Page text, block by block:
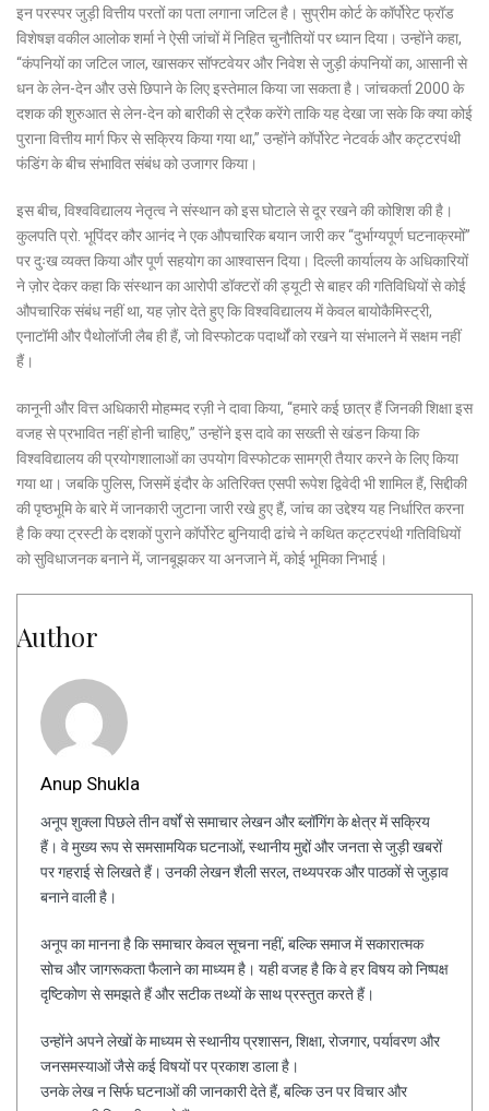
इन परस्पर जुड़ी वित्तीय परतों का पता लगाना जटिल है। सुप्रीम कोर्ट के कॉर्पोरेट फ्रॉड
विशेषज्ञ वकील आलोक शर्मा ने ऐसी जांचों में निहित चुनौतियों पर ध्यान दिया। उन्होंने कहा,
“कंपनियों का जटिल जाल, खासकर सॉफ्टवेयर और निवेश से जुड़ी कंपनियों का, आसानी से
धन के लेन-देन और उसे छिपाने के लिए इस्तेमाल किया जा सकता है। जांचकर्ता 2000 के
दशक की शुरुआत से लेन-देन को बारीकी से ट्रैक करेंगे ताकि यह देखा जा सके कि क्या कोई
पुराना वित्तीय मार्ग फिर से सक्रिय किया गया था,” उन्होंने कॉर्पोरेट नेटवर्क और कट्टरपंथी
फंडिंग के बीच संभावित संबंध को उजागर किया।
इस बीच, विश्वविद्यालय नेतृत्व ने संस्थान को इस घोटाले से दूर रखने की कोशिश की है।
कुलपति प्रो. भूपिंदर कौर आनंद ने एक औपचारिक बयान जारी कर “दुर्भाग्यपूर्ण घटनाक्रमों”
पर दुःख व्यक्त किया और पूर्ण सहयोग का आश्वासन दिया। दिल्ली कार्यालय के अधिकारियों
ने ज़ोर देकर कहा कि संस्थान का आरोपी डॉक्टरों की ड्यूटी से बाहर की गतिविधियों से कोई
औपचारिक संबंध नहीं था, यह ज़ोर देते हुए कि विश्वविद्यालय में केवल बायोकैमिस्ट्री,
एनाटॉमी और पैथोलॉजी लैब ही हैं, जो विस्फोटक पदार्थों को रखने या संभालने में सक्षम नहीं
हैं।
कानूनी और वित्त अधिकारी मोहम्मद रज़ी ने दावा किया, “हमारे कई छात्र हैं जिनकी शिक्षा इस
वजह से प्रभावित नहीं होनी चाहिए,” उन्होंने इस दावे का सख्ती से खंडन किया कि
विश्वविद्यालय की प्रयोगशालाओं का उपयोग विस्फोटक सामग्री तैयार करने के लिए किया
गया था। जबकि पुलिस, जिसमें इंदौर के अतिरिक्त एसपी रूपेश द्विवेदी भी शामिल हैं, सिद्दीकी
की पृष्ठभूमि के बारे में जानकारी जुटाना जारी रखे हुए हैं, जांच का उद्देश्य यह निर्धारित करना
है कि क्या ट्रस्टी के दशकों पुराने कॉर्पोरेट बुनियादी ढांचे ने कथित कट्टरपंथी गतिविधियों
को सुविधाजनक बनाने में, जानबूझकर या अनजाने में, कोई भूमिका निभाई।
Author
Anup Shukla
अनूप शुक्ला पिछले तीन वर्षों से समाचार लेखन और ब्लॉगिंग के क्षेत्र में सक्रिय
हैं। वे मुख्य रूप से समसामयिक घटनाओं, स्थानीय मुद्दों और जनता से जुड़ी खबरों
पर गहराई से लिखते हैं। उनकी लेखन शैली सरल, तथ्यपरक और पाठकों से जुड़ाव
बनाने वाली है।
अनूप का मानना है कि समाचार केवल सूचना नहीं, बल्कि समाज में सकारात्मक
सोच और जागरूकता फैलाने का माध्यम है। यही वजह है कि वे हर विषय को निष्पक्ष
दृष्टिकोण से समझते हैं और सटीक तथ्यों के साथ प्रस्तुत करते हैं।
उन्होंने अपने लेखों के माध्यम से स्थानीय प्रशासन, शिक्षा, रोजगार, पर्यावरण और
जनसमस्याओं जैसे कई विषयों पर प्रकाश डाला है।
उनके लेख न सिर्फ घटनाओं की जानकारी देते हैं, बल्कि उन पर विचार और